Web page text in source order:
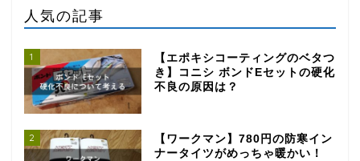
人気の記事
1
【エポキシコーティングのベタつ
き】コニシ ボンドEセットの硬化
不良の原因は？
2
【ワークマン】780円の防寒イン
ナータイツがめっちゃ暖かい！